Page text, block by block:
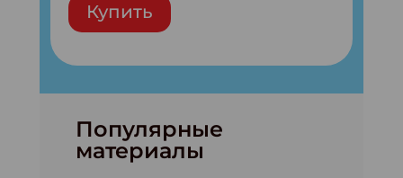
Купить
Популярные
материалы